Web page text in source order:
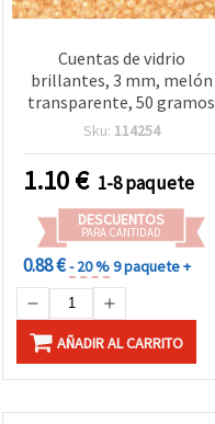
Cuentas de vidrio
brillantes, 3 mm, melón
transparente, 50 gramos
Sku: 114254
1.10€ 1-8 paquete
DESCUENTOS
PARA CANTIDAD
0.88 €- 20 %9 paquete +
AÑADIR AL CARRITO